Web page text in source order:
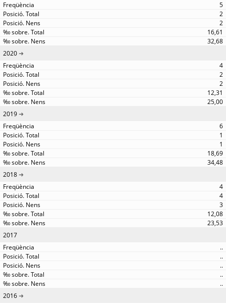
5
2
2
16,61
32,68
2020
4
2
2
12,31
25,00
2019
6
1
1
18,69
34,48
2018
4
4
3
12,08
23,53
2017
..
..
..
..
..
2016